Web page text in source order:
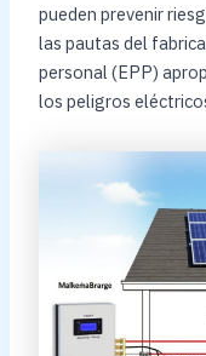
pueden prevenir
las pautas del
personal (EPP)
los peligros